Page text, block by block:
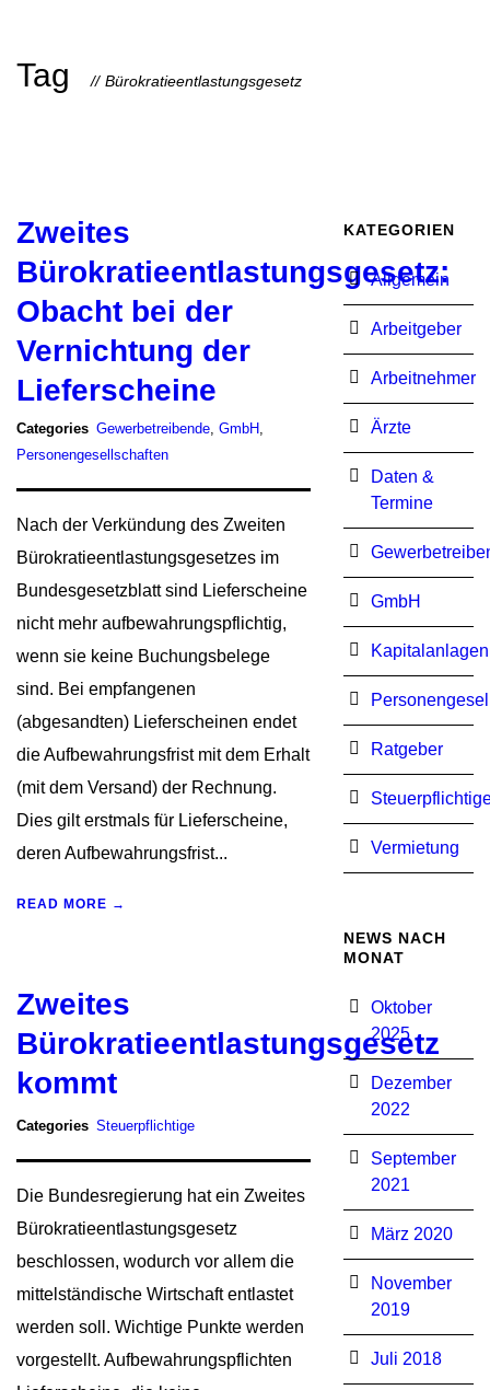
Tag Bürokratieentlastungsgesetz
Zweites
Bürokratieentlastungsgesetz:
Obacht bei der
Vernichtung der
Lieferscheine
Categories Gewerbetreibende GmbH
Personengesellschaften
Nach der Verkündung des Zweiten
Bürokratieentlastungsgesetzes im
Bundesgesetzblatt sind Lieferscheine
nicht mehr aufbewahrungspflichtig,
wenn sie keine Buchungsbelege
sind. Bei empfangenen
(abgesandten) Lieferscheinen endet
die Aufbewahrungsfrist mit dem Erhalt
(mit dem Versand) der Rechnung.
Dies gilt erstmals für Lieferscheine,
deren Aufbewahrungsfrist...
READ MORE →
Zweites
Bürokratieentlastungsgesetz
kommt
Categories Steuerpflichtige
Die Bundesregierung hat ein Zweites
Bürokratieentlastungsgesetz
beschlossen, wodurch vor allem die
mittelständische Wirtschaft entlastet
werden soll. Wichtige Punkte werden
vorgestellt. Aufbewahrungspflichten
KATEGORIEN
Allgemein
Arbeitgeber
Arbeitnehmer
Ärzte
Daten &
Termine
GmbH
Kapitalanlagen
Ratgeber
Vermietung
NEWS NACH
MONAT
Oktober
2025
Dezember
2022
September
2021
März 2020
November
2019
Juli 2018